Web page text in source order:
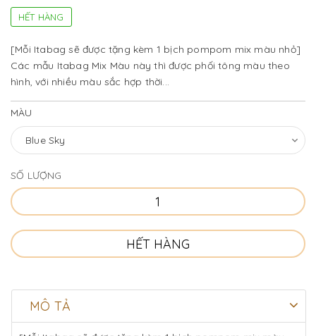
HẾT HÀNG
[Mỗi Itabag sẽ được tặng kèm 1 bịch pompom mix màu nhỏ]
Các mẫu Itabag Mix Màu này thì được phối tông màu theo
hình, với nhiều màu sắc hợp thời...
MÀU
SỐ LƯỢNG
HẾT HÀNG
MÔ TẢ